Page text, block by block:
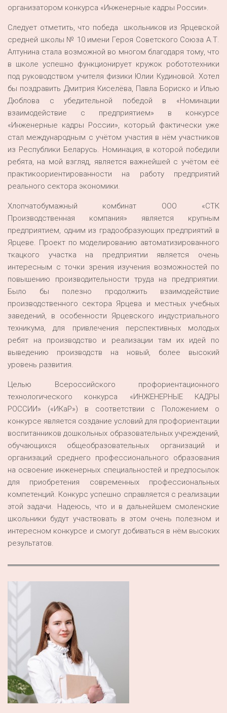
организатором конкурса «Инженерные кадры России».
Следует отметить, что победа школьников из Ярцевской
средней школы № 10 имени Героя Советского Союза А.Т.
Алтунина стала возможной во многом благодаря тому, что
в школе успешно функционирует кружок робототехники
под руководством учителя физики Юлии Кудиновой. Хотел
бы поздравить Дмитрия Киселёва, Павла Бориско и Илью
Дюблова с убедительной победой в «Номинации
взаимодействие с предприятием» в конкурсе
«Инженерные кадры России», который фактически уже
стал международным с учётом участия в нём участников
из Республики Беларусь. Номинация, в которой победили
ребята, на мой взгляд, является важнейшей с учётом её
практикоориентированности на работу предприятий
реального сектора экономики.
Хлопчатобумажный комбинат ООО «СТК
Производственная компания» является крупным
предприятием, одним из градообразующих предприятий в
Ярцеве. Проект по моделированию автоматизированного
ткацкого участка на предприятии является очень
интересным с точки зрения изучения возможностей по
повышению производительности труда на предприятии.
Было бы полезно продолжить взаимодействие
производственного сектора Ярцева и местных учебных
заведений, в особенности Ярцевского индустриального
техникума, для привлечения перспективных молодых
ребят на производство и реализации там их идей по
выведению производств на новый, более высокий
уровень развития.
Целью Всероссийского профориентационного
технологического конкурса «ИНЖЕНЕРНЫЕ КАДРЫ
РОССИИ» («ИКаР») в соответствии с Положением о
конкурсе является создание условий для профориентации
воспитанников дошкольных образовательных учреждений,
обучающихся общеобразовательных организаций и
организаций среднего профессионального образования
на освоение инженерных специальностей и предпосылок
для приобретения современных профессиональных
компетенций. Конкурс успешно справляется с реализации
этой задачи. Надеюсь, что и в дальнейшем смоленские
школьники будут участвовать в этом очень полезном и
интересном конкурсе и смогут добиваться в нём высоких
результатов.